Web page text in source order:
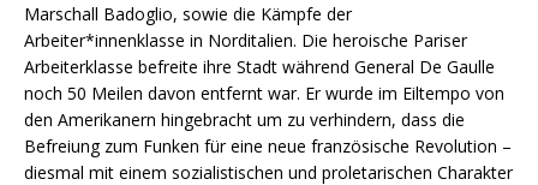
Marschall Badoglio, sowie die Kämpfe der
Arbeiter*innenklasse in Norditalien. Die heroische Pariser
Arbeiterklasse befreite ihre Stadt während General De Gaulle
noch 50 Meilen davon entfernt war. Er wurde im Eiltempo von
den Amerikanern hingebracht um zu verhindern, dass die
Befreiung zum Funken für eine neue französische Revolution –
diesmal mit einem sozialistischen und proletarischen Charakter